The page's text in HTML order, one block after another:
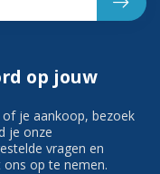
op jouw
je aankoop, bezoek
je onze
vragen en
op te nemen.